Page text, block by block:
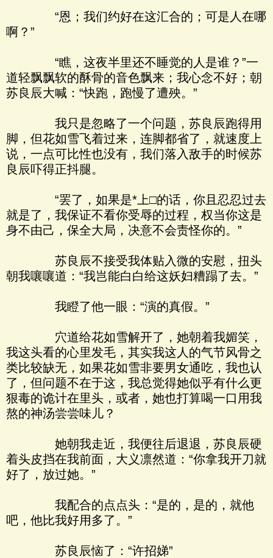
“恩；我们约好在这汇合的；可是人在哪
啊？”
“瞧，这夜半里还不睡觉的人是谁？”一
道轻飘飘软的酥骨的音色飘来；我心念不好；朝
苏良辰大喊：“快跑，跑慢了遭殃。”
我只是忽略了一个问题，苏良辰跑得用
脚，但花如雪飞着过来，连脚都省了，就速度上
说，一点可比性也没有，我们落入敌手的时候苏
良辰吓得正抖腿。
“罢了，如果是*上□的话，你且忍忍过去
就是了，我保证不看你受辱的过程，权当你这是
身不由己，保全大局，决意不会责怪你的。”
苏良辰不接受我体贴入微的安慰，扭头
朝我嚷嚷道：“我岂能白白给这妖妇糟蹋了去。”
我瞪了他一眼：“演的真假。”
穴道给花如雪解开了，她朝着我媚笑，
我这头看的心里发毛，其实我这人的气节风骨之
类比较缺无，如果花如雪非要男女通吃，我也认
了，但问题不在于这，我总觉得她似乎有什么更
狠毒的诡计在里头，或者，她也打算喝一口用我
熬的神汤尝尝味儿？
她朝我走近，我便往后退退，苏良辰硬
着头皮挡在我前面，大义凛然道：“你拿我开刀就
好了，放过她。”
我配合的点点头：“是的，是的，就他
吧，他比我好用多了。”
苏良辰恼了：“许招娣”